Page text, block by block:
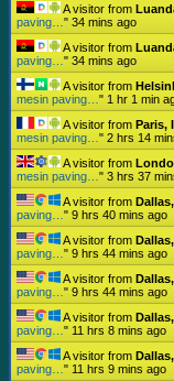
A visitor from
paving… " 34 mins ago
A visitor from
paving… " 34 mins ago
A visitor from
mesin paving… " 1 hr 1 min
A visitor from Paris,
mesin paving… " 2 hrs 14
A visitor from
mesin paving… " 3 hrs 37
A visitor from
paving… " 9 hrs 40 mins ago
A visitor from
paving… " 9 hrs 44 mins ago
A visitor from
paving… " 9 hrs 44 mins ago
A visitor from
paving… " 11 hrs 8 mins ago
A visitor from
paving… " 11 hrs 9 mins ago